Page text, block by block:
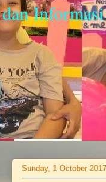
Informasi
Sunday, 1 October 2017